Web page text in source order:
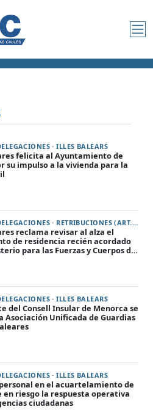
· ILLES BALEARS
felicita al Ayuntamiento de
su impulso a la vivienda para la
NOTICIAS · DELEGACIONES · RETRIBUCIONES (ART. 35) · ILLES BALEARS
reclama revisar al alza el
de residencia recién acordado
para las Fuerzas y Cuerpos de
Estado en las islas
· ILLES BALEARS
del Consell Insular de Menorca se
Asociación Unificada de Guardias
· ILLES BALEARS
en el acuartelamiento de
en riesgo la respuesta operativa
ciudadanas